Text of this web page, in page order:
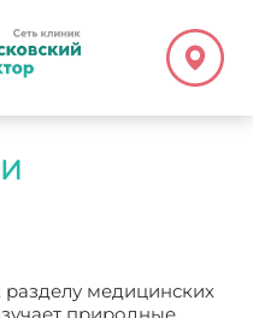
разделу медицинских